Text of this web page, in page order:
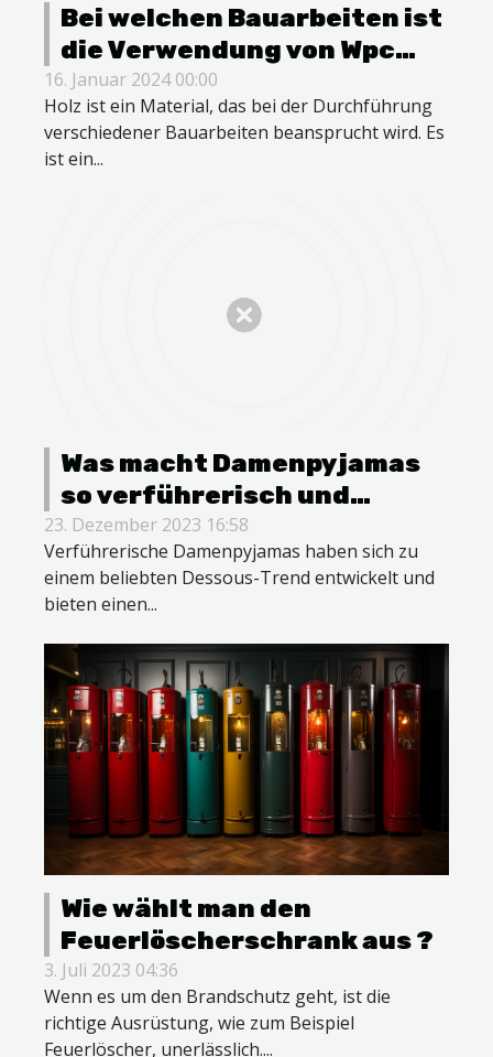
Bei welchen Bauarbeiten ist
die Verwendung von Wpc
erforderlich ?
16. Januar 2024 00:00
Holz ist ein Material, das bei der Durchführung
verschiedener Bauarbeiten beansprucht wird. Es
ist ein...
Was macht Damenpyjamas
so verführerisch und
attraktiv ?
23. Dezember 2023 16:58
Verführerische Damenpyjamas haben sich zu
einem beliebten Dessous-Trend entwickelt und
bieten einen...
Wie wählt man den
Feuerlöscherschrank aus ?
3. Juli 2023 04:36
Wenn es um den Brandschutz geht, ist die
richtige Ausrüstung, wie zum Beispiel
Feuerlöscher, unerlässlich....